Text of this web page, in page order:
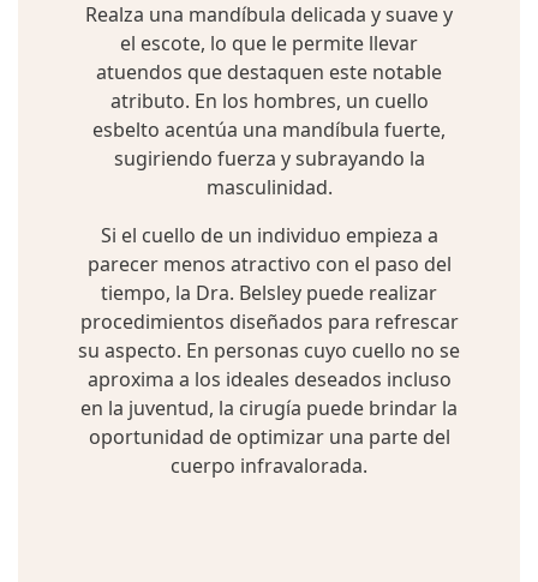
Realza una mandíbula delicada y suave y
el escote, lo que le permite llevar
atuendos que destaquen este notable
atributo. En los hombres, un cuello
esbelto acentúa una mandíbula fuerte,
sugiriendo fuerza y subrayando la
masculinidad.
Si el cuello de un individuo empieza a
parecer menos atractivo con el paso del
tiempo, la Dra. Belsley puede realizar
procedimientos diseñados para refrescar
su aspecto. En personas cuyo cuello no se
aproxima a los ideales deseados incluso
en la juventud, la cirugía puede brindar la
oportunidad de optimizar una parte del
cuerpo infravalorada.